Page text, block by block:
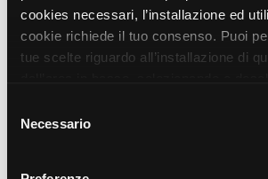
cookies necessari, l’installazione ed
cookie richiede il tuo consenso. Puoi
tue scelte riguardo all’installazione di
prosegui” o decidere di accettare tutti i
sul pulsante “Accetta tutti i cookie”.
delNecessario
404